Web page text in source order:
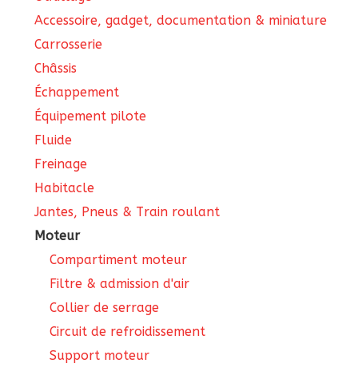
Accessoire, gadget, documentation & miniature
Carrosserie
Châssis
Échappement
Équipement pilote
Fluide
Freinage
Habitacle
Jantes, Pneus & Train roulant
Moteur
Compartiment moteur
Filtre & admission d'air
Collier de serrage
Circuit de refroidissement
Support moteur